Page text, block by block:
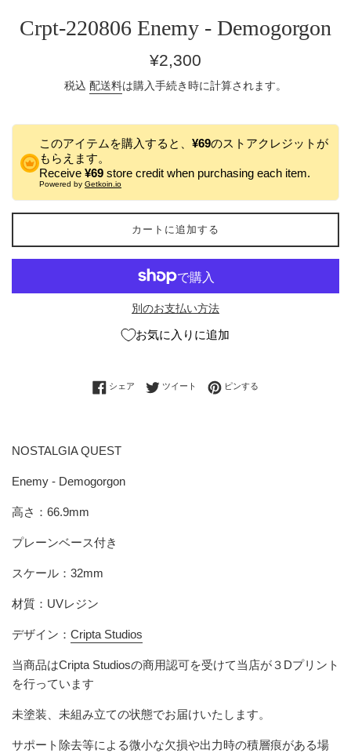
Crpt-220806 Enemy - Demogorgon
通
価
¥2,300
税込 配送料は購入手続き時に計算されます。
このアイテムを購入すると、 ¥69のストアクレジットが
もらえます。
Receive ¥69 store credit when purchasing each item.
Powered by Getkoin.io
カートに追加する
別のお支払い方法
お気に入りに追加
シェア Facebookでシェアする
ツイート Twitterに投稿する
ピンする
NOSTALGIA QUEST
Enemy - Demogorgon
高さ：66.9mm
プレーンベース付き
スケール：32mm
材質：UVレジン
デザイン： Cripta Studios
当商品はCripta Studiosの商用認可を受けて当店が３Dプリント
を行っています
未塗装、未組み立ての状態でお届けいたします。
サポート除去等による微小な欠損や出力時の積層痕がある場